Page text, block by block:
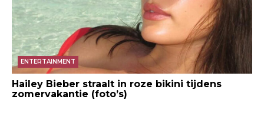
ENTERTAINMENT
Hailey Bieber straalt in roze bikini tijdens
zomervakantie (foto’s)